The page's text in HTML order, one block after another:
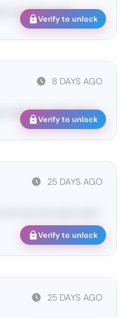
•••• •••••• ••••••
Verify to unlock
8 DAYS AGO
<#• ك•••• •••••• •••••• ••••••
Verify to unlock
25 DAYS AGO
Verify to unlock
25 DAYS AGO